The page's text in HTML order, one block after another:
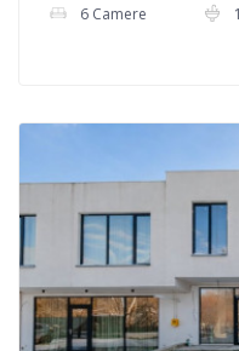
6 Camere